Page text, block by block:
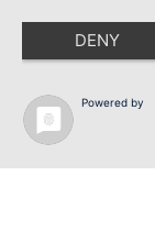
DENY
Powered by